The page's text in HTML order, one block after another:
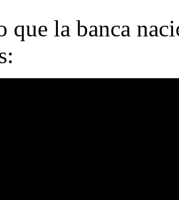
que la banca